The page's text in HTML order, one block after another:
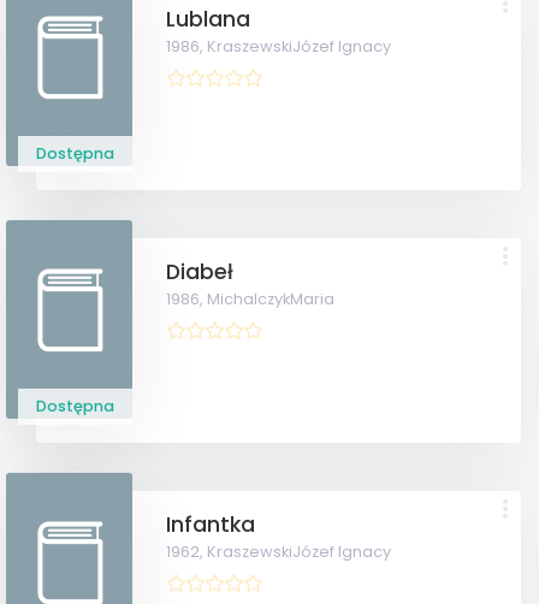
Dostępna
Lublana
1986, KraszewskiJózef Ignacy
Dostępna
Diabeł
1986, MichalczykMaria
Infantka
1962, KraszewskiJózef Ignacy